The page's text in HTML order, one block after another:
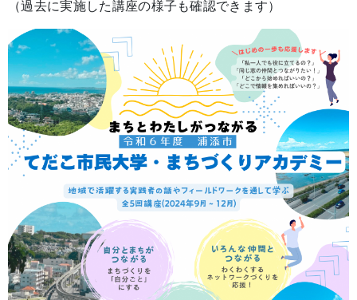
（過去に実施した講座の様子も確認できます）